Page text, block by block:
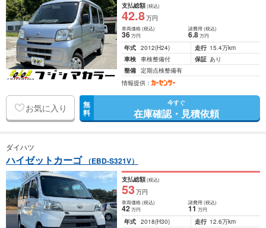
支払総額(税込)
42.8万円
車両価格(税込)
36万円
諸費用 (税込)
6.8 万円
年式 2012(H24) 走行 15.4万km
車検 車検整備付 保証 あり
整備 定期点検整備有
情報提供：
お気に入り 無
料
今すぐ
在庫確認・見積依頼
ダイハツ
ハイゼットカーゴ （EBD-S321V）
支払総額(税込)
53万円
車両価格(税込)
42万円
諸費用 (税込)
11 万円
年式 2018(H30) 走行 12.6万km